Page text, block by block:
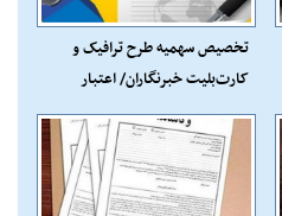
تخصیص سهمیه طرح ترافیک و
کارت‌بلیت خبرنگاران/ اعتبار
نامحدود کارت‌بلیت